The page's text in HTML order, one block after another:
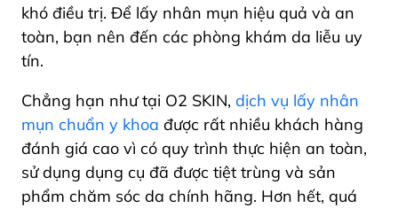
khó điều trị. Để lấy nhân mụn hiệu quả và an
toàn, bạn nên đến các phòng khám da liễu uy
tín.
Chẳng hạn như tại O2 SKIN, dịch vụ lấy nhân
mụn chuẩn y khoa được rất nhiều khách hàng
đánh giá cao vì có quy trình thực hiện an toàn,
sử dụng dụng cụ đã được tiệt trùng và sản
phẩm chăm sóc da chính hãng. Hơn hết, quá